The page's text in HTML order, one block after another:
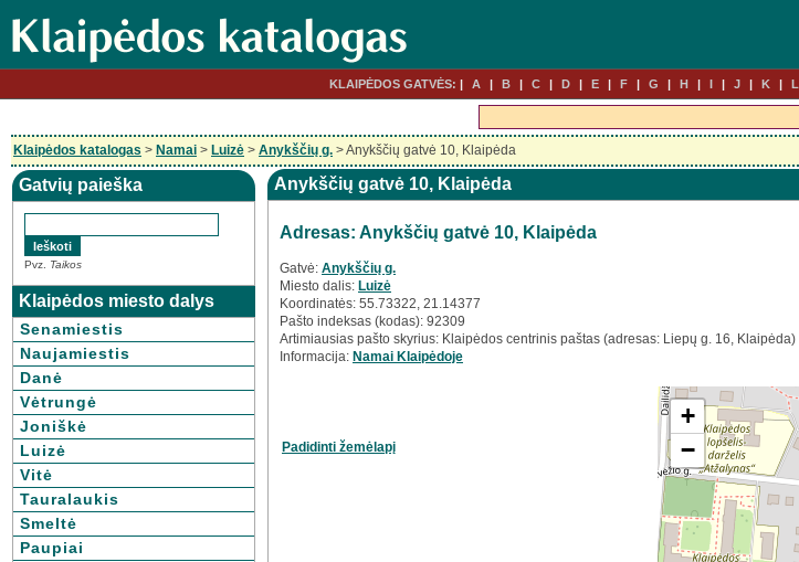
KLAIPĖDOS GATVĖS: A B C D E F G H I J K L
Klaipėdos katalogas > Namai > Luizė > Anykščių g. > Anykščių gatvė 10, Klaipėda
Gatvių paieška
Pvz. Taikos
Klaipėdos miesto dalys
Senamiestis
Naujamiestis
Danė
Vėtrungė
Joniškė
Luizė
Vitė
Tauralaukis
Smeltė
Paupiai
Anykščių gatvė 10, Klaipėda
Adresas: Anykščių gatvė 10, Klaipėda
Gatvė: Anykščių g.
Miesto dalis: Luizė
Koordinatės: 55.73322, 21.14377
Pašto indeksas (kodas): 92309
Artimiausias pašto skyrius: Klaipėdos centrinis paštas (adresas: Liepų g. 16, Klaipėda)
Informacija: Namai Klaipėdoje
Padidinti žemėlapį
+
−